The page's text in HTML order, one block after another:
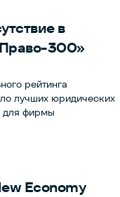
Вадим
Илья Гарипов,
Шахбазян, а
и Руслан
снизить долговую
на развитие уже
Группы. Как
и сложности
фондовом рынке не
в
300»
рейтинга
лучших юридических
для фирмы
Economy